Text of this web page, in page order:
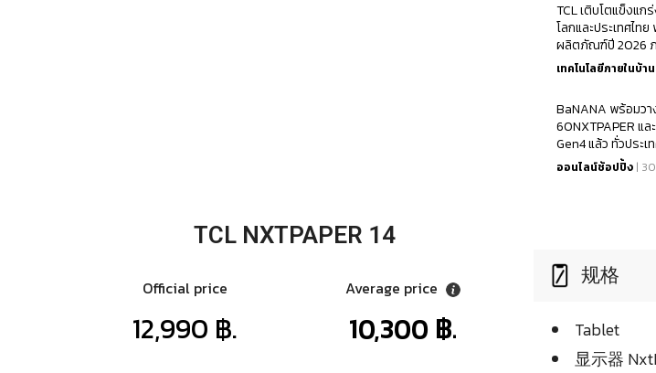
TCL NXTPAPER 14
Official price
12,990 ฿.
Average price
10,300 ฿.
TCL เติบโตแข็งแก
โลกและประเทศไท
ผลิตภัณฑ์ปี 2026 ภ
“The Journey of
เทคโนโลยีภายในบ้าน
BaNANA พร้อมวา
60NXTPAPER แล
Gen4 แล้ว ทั่วประเ
ออนไลน์ช้อปปิ้ง |
规格
Tablet
显示器